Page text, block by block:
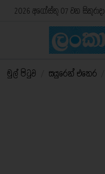
2026 අගෝස්තු 07 වන සිකුරාදා
මුල් පිටුව සයුරෙන් එතෙර